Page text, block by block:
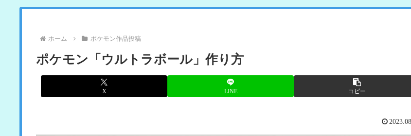
ホーム ポケモン作品投稿
ポケモン「ウルトラボール」作り方
X LINE コピー